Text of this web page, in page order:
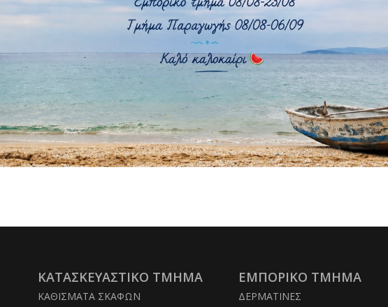
140 cm
PVC
Argano
ΚΑΤΑΣΚΕΥΑΣΤΙΚΟ ΤΜΗΜΑ
ΚΑΘΙΣΜΑΤΑ ΣΚΑΦΩΝ
ΕΜΠΟΡΙΚΟ ΤΜΗΜΑ
ΔΕΡΜΑΤΙΝΕΣ